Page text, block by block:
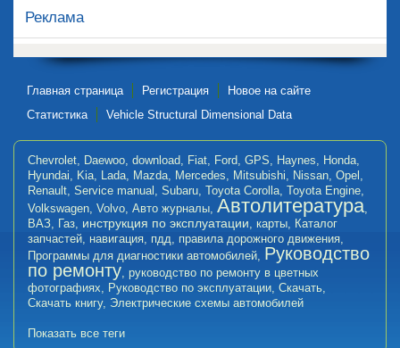
Реклама
Главная страница Регистрация
Новое на сайте
Статистика
Vehicle Structural Dimensional Data
Chevrolet, Daewoo, download, Fiat, Ford, GPS, Haynes, Honda,
Hyundai, Kia, Lada, Mazda, Mercedes, Mitsubishi, Nissan, Opel ,
Renault, Service manual , Subaru, Toyota Corolla, Toyota Engine,
Volkswagen, Volvo, Авто журналы, Автолитература,
ВАЗ, Газ, инструкция по эксплуатации, карты, Каталог
запчастей, навигация, пдд, правила дорожного движения,
Программы для диагностики автомобилей, Руководство
по ремонту, руководство по ремонту в цветных
фотографиях, Руководство по эксплуатации, Скачать,
Скачать книгу, Электрические схемы автомобилей
Показать все теги